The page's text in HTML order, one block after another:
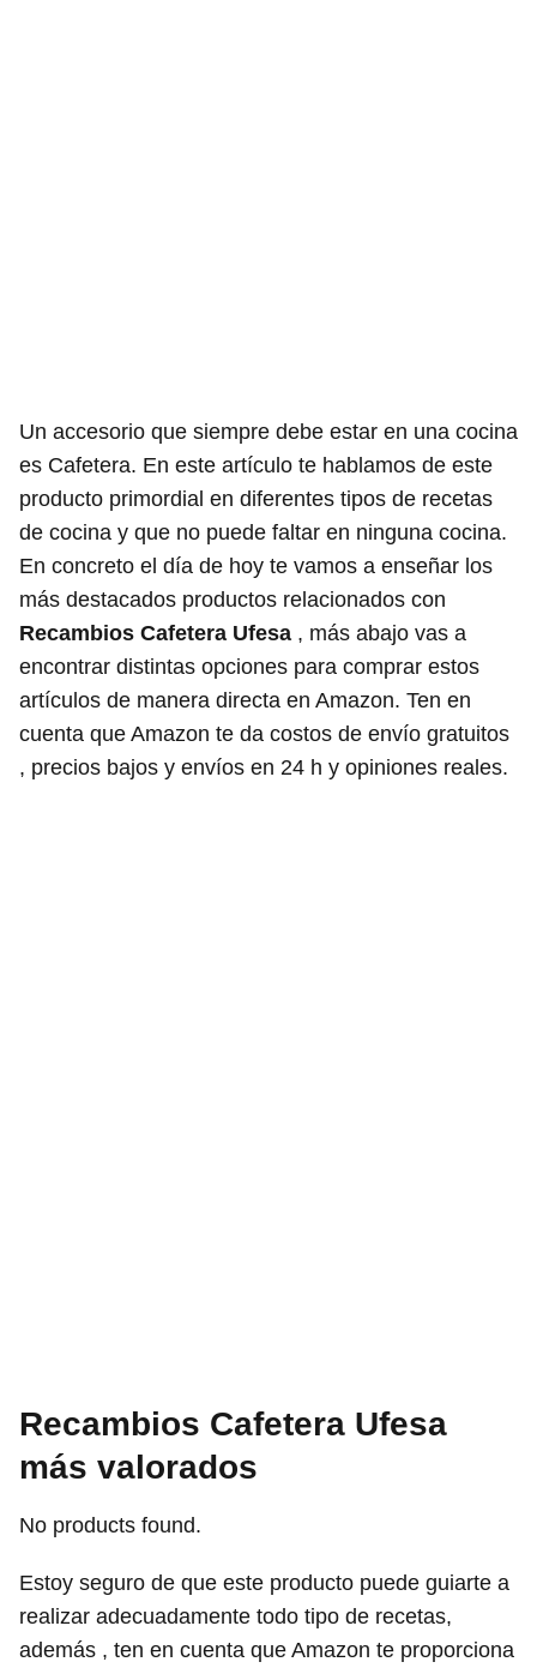
Un accesorio que siempre debe estar en una cocina
es Cafetera. En este artículo te hablamos de este
producto primordial en diferentes tipos de recetas
de cocina y que no puede faltar en ninguna cocina.
En concreto el día de hoy te vamos a enseñar los
más destacados productos relacionados con
Recambios Cafetera Ufesa , más abajo vas a
encontrar distintas opciones para comprar estos
artículos de manera directa en Amazon. Ten en
cuenta que Amazon te da costos de envío gratuitos
, precios bajos y envíos en 24 h y opiniones reales.
Recambios Cafetera Ufesa
más valorados
No products found.
Estoy seguro de que este producto puede guiarte a
realizar adecuadamente todo tipo de recetas,
además , ten en cuenta que Amazon te proporciona